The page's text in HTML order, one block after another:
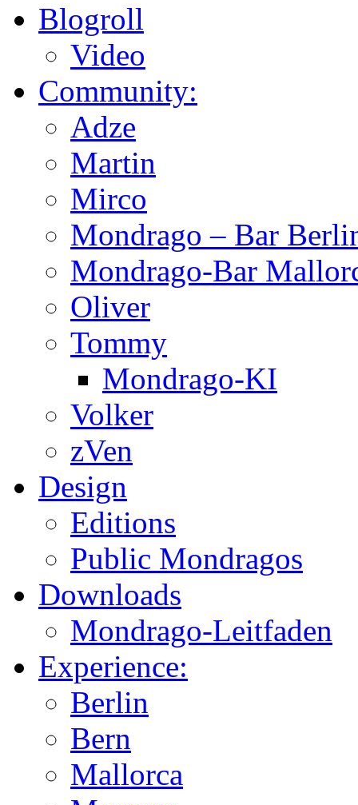
Blogroll
Video
Community:
Adze
Martin
Mirco
Mondrago – Bar
Mondrago-Bar
Oliver
Tommy
Mondrago-KI
Volker
zVen
Design
Editions
Public Mondragos
Downloads
Mondrago-Leitfaden
Experience:
Berlin
Bern
Mallorca